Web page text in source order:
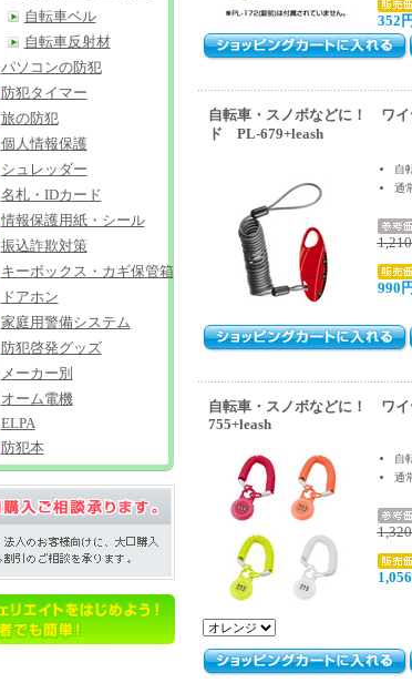
352
自転車・スノボなどに！ ワ
ド PL-679+leash
自
通
990
自転車・スノボなどに！ ワ
755+leash
自
通
自転車ベル
自転車反射材
パソコンの防犯
防犯タイマー
旅の防犯
個人情報保護
シュレッダー
名札・IDカード
情報保護用紙・シール
振込詐欺対策
キーボックス・カギ保管箱
ドアホン
家庭用警備システム
防犯啓発グッズ
メーカー別
オーム電機
ELPA
防犯本